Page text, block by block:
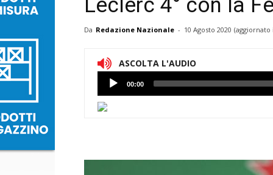
Leclerc 4° con la
Da Redazione Nazionale - 10 Agosto 2020 (aggiornato
ASCOLTA L'AUDIO
Lettore
Audio
00:00